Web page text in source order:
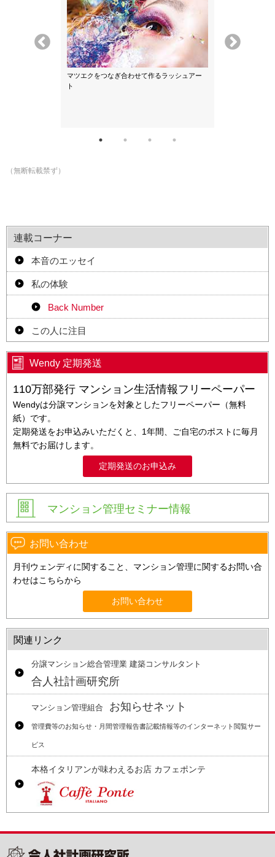
マツエクをつなぎ合わせて作るラッシュアー
ト
（無断転載禁ず）
連載コーナー
本音のエッセイ
私の体験
Back Number
この人に注目
Wendy 定期発送
110万部発行 マンション生活情報フリーペーパー
Wendyは分譲マンションを対象としたフリーペーパー（無料
紙）です。
定期発送をお申込みいただくと、1年間、ご自宅のポストに毎月
無料でお届けします。
定期発送のお申込み
マンション管理セミナー情報
お問い合わせ
月刊ウェンディに関すること、マンション管理に関するお問い合
わせはこちらから
お問い合わせ
関連リンク
分譲マンション総合管理業 建築コンサルタント
合人社計画研究所
マンション管理組合 お知らせネット
管理費等のお知らせ・月間管理報告書記載情報等のインターネット閲覧サー
ビス
本格イタリアンが味わえるお店 カフェポンテ